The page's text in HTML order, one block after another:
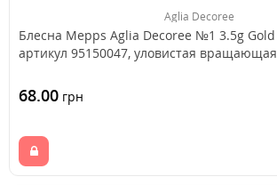
Aglia Decoree
Блесна Mepps Aglia Decoree №1 3.5g Gold
артикул 95150047, уловистая
68.00 грн